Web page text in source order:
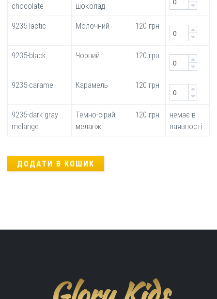
chocolate
шоколад
9235-lactic Молочний 120 грн
9235-black Чорний 120 грн
9235-caramel Карамель 120 грн
9235-dark gray
melange
Темно-сірий
меланж
120 грн
немає в
наявності